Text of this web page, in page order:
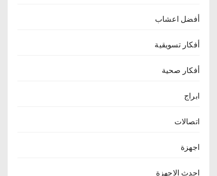
أفضل اعشاب
أفكار تسويقية
أفكار صحية
ابراج
اتصالات
اجهزة
احدث الاجهزة